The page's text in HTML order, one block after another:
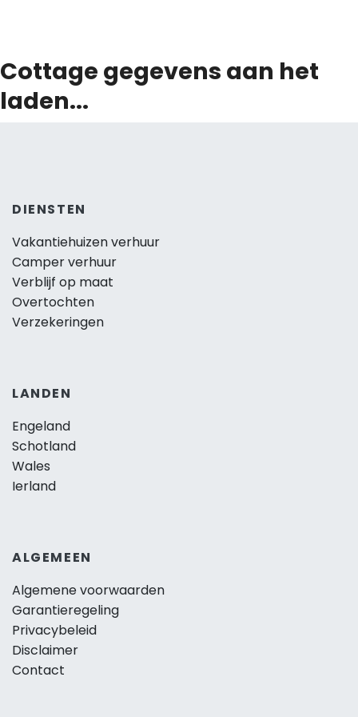
Cottage gegevens aan het
laden...
DIENSTEN
Vakantiehuizen verhuur
Camper verhuur
Verblijf op maat
Overtochten
Verzekeringen
LANDEN
Engeland
Schotland
Wales
Ierland
ALGEMEEN
Algemene voorwaarden
Garantieregeling
Privacybeleid
Disclaimer
Contact